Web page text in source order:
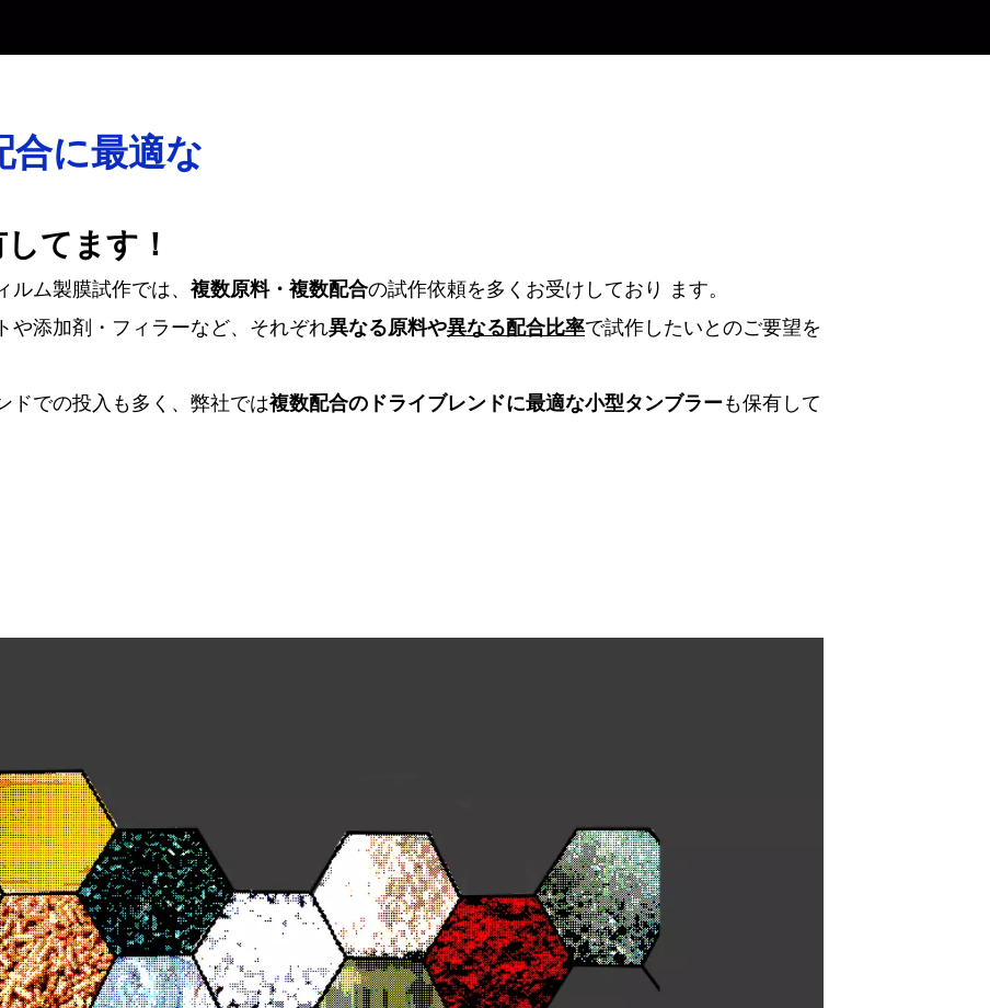
合に最適な
てます！
ム製膜試作では、 複数原料・複数配合の試作依頼を多くお受けしており ます。
や添加剤・フィラーなど、それぞれ異なる原料や異なる配合比率で試作したいとのご要望を
ドでの投入も多く、弊社では複数配合のドライブレンドに最適な小型タンブラーも保有して